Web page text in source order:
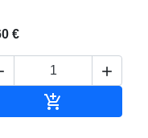
€

